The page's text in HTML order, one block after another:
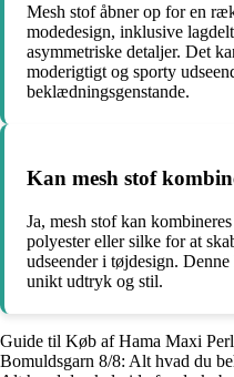
Mesh stof åbner op for en
modedesign, inklusive
asymmetriske detaljer. Det
moderigtigt og sporty
beklædningsgenstande.
Kan mesh stof
Ja, mesh stof kan
polyester eller silke for at
udseender i tøjdesign.
unikt udtryk og stil.
Guide til Køb af Hama Maxi
Bomuldsgarn 8/8: Alt hvad du